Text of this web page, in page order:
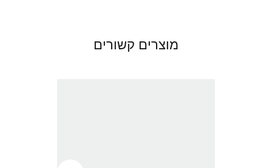
מוצרים קשורים